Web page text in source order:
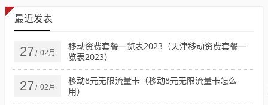
最近发表
27 / 02月
移动资费套餐一览表2023（天津移动资费套餐一
览表2023）
27 / 02月
移动8元无限流量卡（移动8元无限流量卡怎么
用）